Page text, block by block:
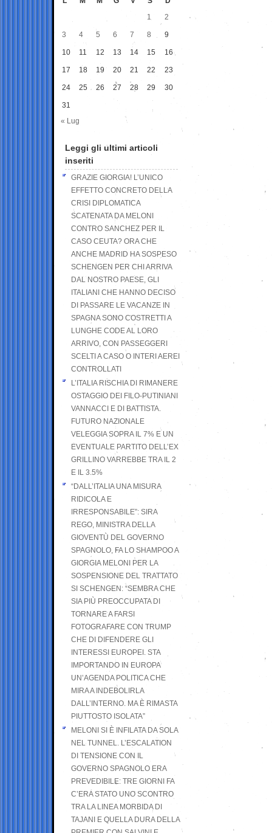
1
2
3 4 5 6 7 8 9
10 11 12 13 14 15 16
17 18 19 20 21 22 23
24 25 26 27 28 29 30
31
« Lug
Leggi gli ultimi articoli
inseriti
GRAZIE GIORGIA! L’UNICO
EFFETTO CONCRETO DELLA
CRISI DIPLOMATICA
SCATENATA DA MELONI
CONTRO SANCHEZ PER IL
CASO CEUTA? ORA CHE
ANCHE MADRID HA SOSPESO
SCHENGEN PER CHI ARRIVA
DAL NOSTRO PAESE, GLI
ITALIANI CHE HANNO DECISO
DI PASSARE LE VACANZE IN
SPAGNA SONO COSTRETTI A
LUNGHE CODE AL LORO
ARRIVO, CON PASSEGGERI
SCELTI A CASO O INTERI AEREI
CONTROLLATI
L’ITALIA RISCHIA DI RIMANERE
OSTAGGIO DEI FILO-PUTINIANI
VANNACCI E DI BATTISTA.
FUTURO NAZIONALE
VELEGGIA SOPRA IL 7% E UN
EVENTUALE PARTITO DELL’EX
GRILLINO VARREBBE TRA IL 2
E IL 3.5%
“DALL’ITALIA UNA MISURA
RIDICOLA E
IRRESPONSABILE”: SIRA
REGO, MINISTRA DELLA
GIOVENTÙ DEL GOVERNO
SPAGNOLO, FA LO SHAMPOO A
GIORGIA MELONI PER LA
SOSPENSIONE DEL TRATTATO
SI SCHENGEN: “SEMBRA CHE
SIA PIÙ PREOCCUPATA DI
TORNARE A FARSI
FOTOGRAFARE CON TRUMP
CHE DI DIFENDERE GLI
INTERESSI EUROPEI. STA
IMPORTANDO IN EUROPA
UN’AGENDA POLITICA CHE
MIRA A INDEBOLIRLA
DALL’INTERNO. MA È RIMASTA
PIUTTOSTO ISOLATA”
MELONI SI È INFILATA DA SOLA
NEL TUNNEL. L’ESCALATION
DI TENSIONE CON IL
GOVERNO SPAGNOLO ERA
PREVEDIBILE: TRE GIORNI FA
C’ERA STATO UNO SCONTRO
TRA LA LINEA MORBIDA DI
TAJANI E QUELLA DURA DELLA